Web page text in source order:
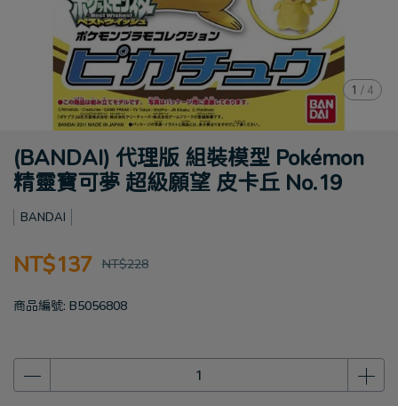
1 / 4
(BANDAI) 代理版 組裝模型 Pokémon
精靈寶可夢 超級願望 皮卡丘 No.19
BANDAI
NT$137 NT$228
商品編號: B5056808